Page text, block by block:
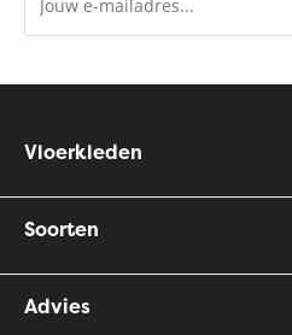
Vloerkleden
Soorten
Advies